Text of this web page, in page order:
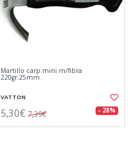
Martillo carp.mini m/fibra
220gr.25mm.
VATTON
5,30€ 7,39€ - 28%